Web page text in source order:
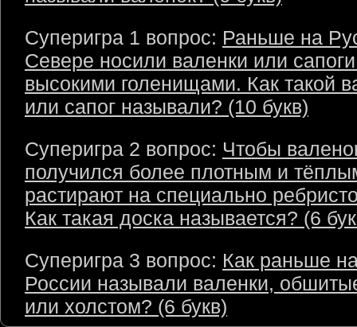
Суперигра 1 вопрос: Раньше на
Севере носили валенки или
высокими голенищами. Как такой
или сапог называли? (10 букв)
Суперигра 2 вопрос: Чтобы
получился более плотным и
растирают на специально
Как такая доска называется? (6
Суперигра 3 вопрос: Как раньше
России называли валенки,
или холстом? (6 букв)